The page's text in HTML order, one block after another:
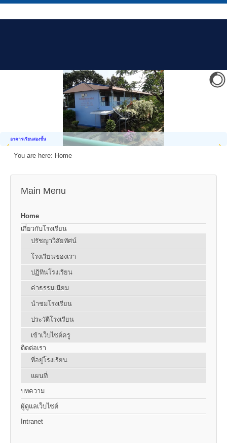
อาคารเรียนสองชั้น
You are here: Home
Main Menu
Home
เกี่ยวกับโรงเรียน
ปรัชญาวิสัยทัศน์
โรงเรียนของเรา
ปฏิทินโรงเรียน
ค่าธรรมเนียม
นำชมโรงเรียน
ประวัติโรงเรียน
เข้าเว็บไซต์ครู
ติดต่อเรา
ที่อยู่โรงเรียน
แผนที่
บทความ
ผู้ดูแลเว็บไซต์
Intranet